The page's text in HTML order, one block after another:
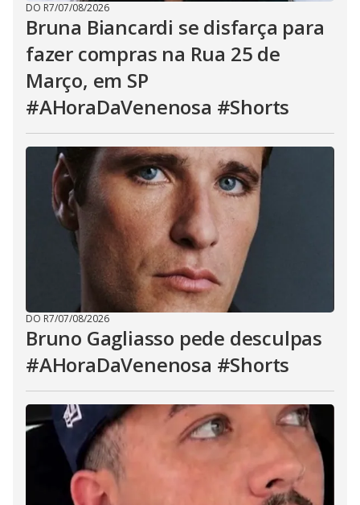
DO R7/07/08/2026
Bruna Biancardi se disfarça para
fazer compras na Rua 25 de
Março, em SP
#AHoraDaVenenosa #Shorts
DO R7/07/08/2026
Bruno Gagliasso pede desculpas
#AHoraDaVenenosa #Shorts